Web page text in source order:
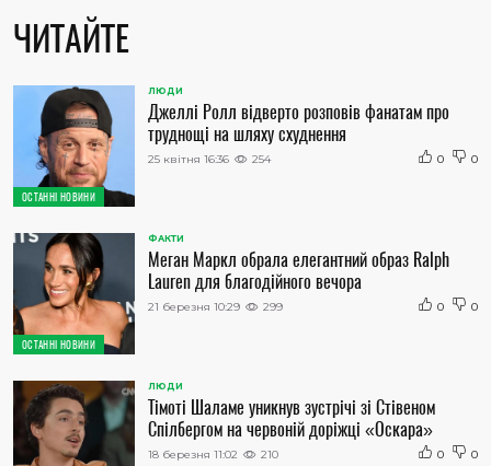
ЧИТАЙТЕ
ОСТАННІ НОВИНИ
ЛЮДИ
Джеллі Ролл відверто розповів фанатам про
труднощі на шляху схуднення
25 квітня 16:36 254 0 0
ОСТАННІ НОВИНИ
ФАКТИ
Меган Маркл обрала елегантний образ Ralph
Lauren для благодійного вечора
21 березня 10:29 299 0 0
ЛЮДИ
Тімоті Шаламе уникнув зустрічі зі Стівеном
Спілбергом на червоній доріжці «Оскара»
18 березня 11:02 210 0 0